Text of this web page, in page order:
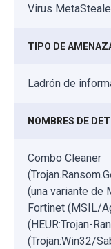
Virus
TIPO DE
Ladrón de
NOMBRES DE
Combo Cleaner
(una variante de
Fortinet (MSIL/
(HEUR:Trojan-
(Trojan:Win32/